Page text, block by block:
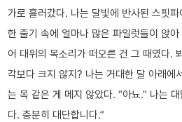
가로 흘러갔다. 나는 달빛에 반사된 스핏
한 줄기 속에 얼마나 많은 파일럿들이 앉
어 대위의 목소리가 떠오른 건 그 때였다.
각보다 크지 않지? 나는 거대한 달 아래에
는 목 같은 게 메지 않았다. “아뇨.” 나는
다. 충분히 대단합니다.”